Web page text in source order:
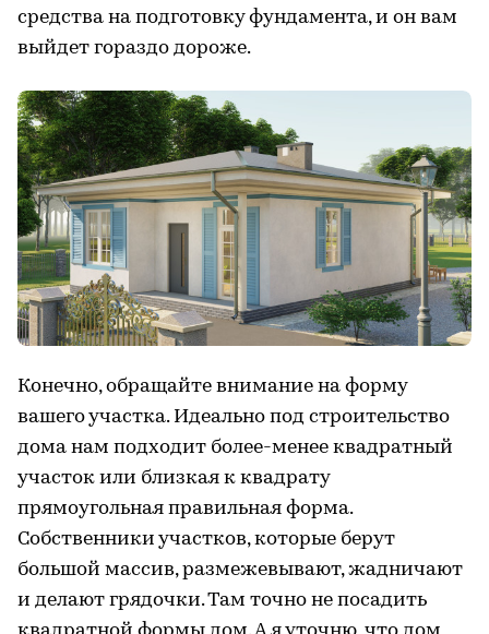
средства на подготовку фундамента, и он вам
выйдет гораздо дороже.
Конечно, обращайте внимание на форму
вашего участка. Идеально под строительство
дома нам подходит более-менее квадратный
участок или близкая к квадрату
прямоугольная правильная форма.
Собственники участков, которые берут
большой массив, размежевывают, жадничают
и делают грядочки. Там точно не посадить